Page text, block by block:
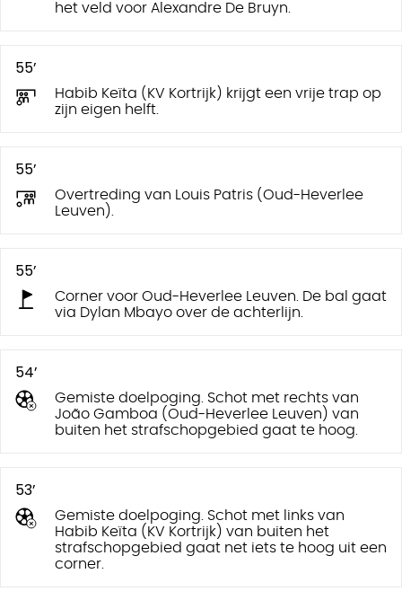
het veld voor Alexandre De Bruyn.
55’
Habib Keïta (KV Kortrijk) krijgt een vrije trap op
zijn eigen helft.
55’
Overtreding van Louis Patris (Oud-Heverlee
Leuven).
55’
Corner voor Oud-Heverlee Leuven. De bal gaat
via Dylan Mbayo over de achterlijn.
54’
Gemiste doelpoging. Schot met rechts van
João Gamboa (Oud-Heverlee Leuven) van
buiten het strafschopgebied gaat te hoog.
53’
Gemiste doelpoging. Schot met links van
Habib Keïta (KV Kortrijk) van buiten het
strafschopgebied gaat net iets te hoog uit een
corner.